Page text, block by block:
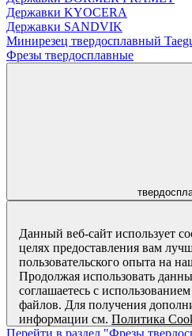
Державки KYOCERA
Державки SANDVIK
Минирезец твердосплавный
Фрезы твердосплавные
Перейти в раздел "Фрезы
Данный веб-сайт использует
целях предоставления вам
пользовательского опыта на
Продолжая использовать
соглашаетесь с
файлов. Для получения
информации см.Политика